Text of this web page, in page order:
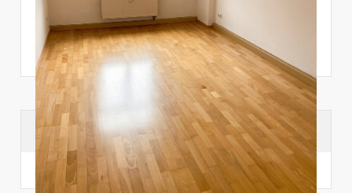
Suchhistorie
noch nichts angesehen